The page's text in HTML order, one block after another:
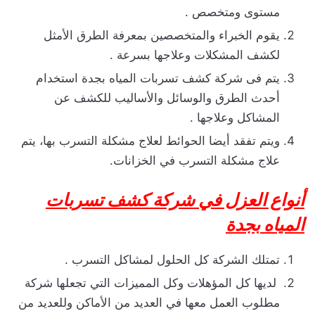
مستوى ومتخصص .
يقوم الخبراء والمتخصصين بمعرفة الطرق الأمثل
لكشف المشكلات وعلاجها بسرعة .
يتم فى شركة كشف تسربات المياه بجدة استخدام
أحدث الطرق والوسائل والأساليب للكشف عن
المشاكل وعلاجها .
ويتم تفقد أيضا الحوائط لعلاج مشكلة التسرب بها، يتم
علاج مشكلة التسرب في الخزانات.
أنواع العزل في شركة كشف تسربات
المياه بجدة
تمتلك الشركة كل الحلول لمشاكل التسرب .
لديها كل المؤهلات وكل المميزات التي تجعلها شركة
مطلوب العمل معها في العديد من الأماكن وللعديد من